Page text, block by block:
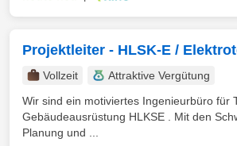
Projektleiter - HLSK-E /
Vollzeit
Attraktive Vergütung
Wir sind ein motiviertes Ingenieurbüro für
Gebäudeausrüstung HLKSE . Mit den
Planung und ...